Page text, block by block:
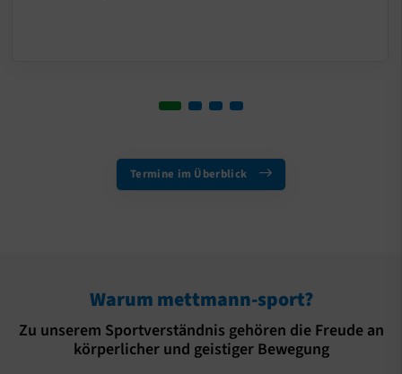
Termine im Überblick
Warum mettmann-sport?
Zu unserem Sportverständnis gehören die Freude an
körperlicher und geistiger Bewegung